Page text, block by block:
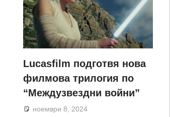
Lucasfilm подготвя нова
филмова трилогия по
“Междузвездни войни”
ноември 8, 2024